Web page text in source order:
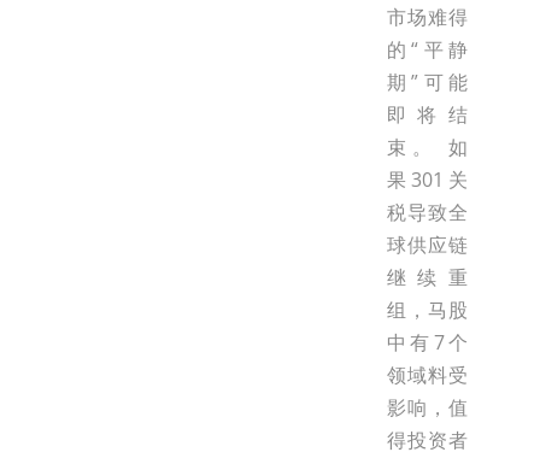
市场难得
的“平静
期”可能
即将结
束。 如
果301关
税导致全
球供应链
继续重
组，马股
中有7个
领域料受
影响，值
得投资者